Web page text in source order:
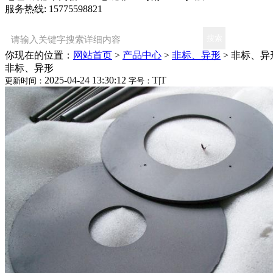
服务热线: 15775598821
你现在的位置： 网站首页 > 产品中心 > 非标、异形 > 非标、异
非标、异形
更新时间： 2025-04-24 13:30:12 字号： T|T